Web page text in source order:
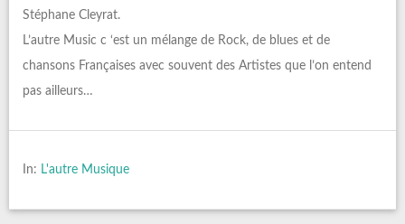
Stéphane Cleyrat.
L’autre Music c ‘est un mélange de Rock, de blues et de
chansons Françaises avec souvent des Artistes que l’on entend
pas ailleurs…
In: L'autre Musique